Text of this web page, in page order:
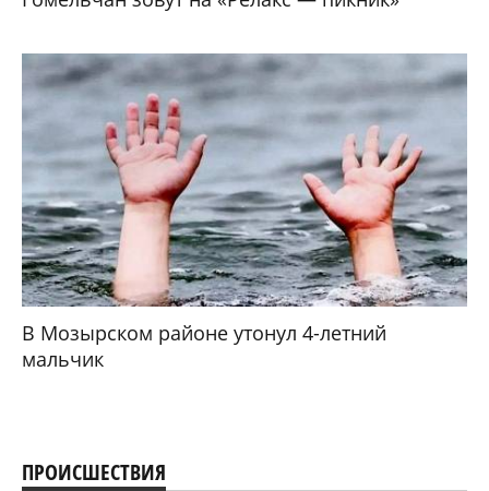
В Мозырском районе утонул 4-летний
мальчик
ПРОИСШЕСТВИЯ